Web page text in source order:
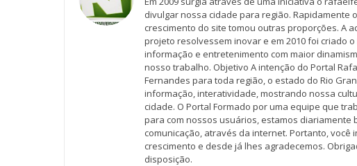
divulgar nossa cidade para região.
crescimento do site tomou outras proporções. A
projeto resolvessem inovar e em 2010 foi criado
informação e entretenimento com maior
nosso trabalho. Objetivo A intenção do Portal
Fernandes para toda região, o estado do Rio
informação, interatividade, mostrando nossa
cidade. O Portal Formado por uma equipe que
para com nossos usuários, estamos
comunicação, através da internet. Portanto,
crescimento e desde já lhes agradecemos.
disposição.